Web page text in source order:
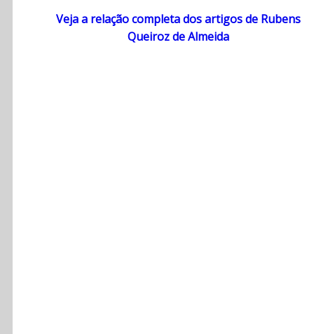
Veja a relação completa dos artigos de Rubens
Queiroz de Almeida